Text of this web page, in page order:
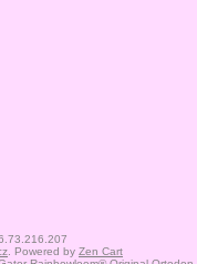
. Powered by Zen Cart